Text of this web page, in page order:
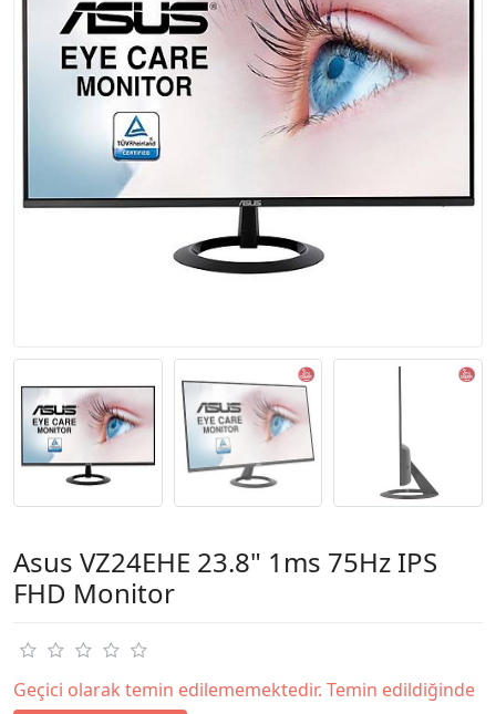
Asus VZ24EHE 23.8" 1ms 75Hz IPS
FHD Monitor
Geçici olarak temin edilememektedir. Temin edildiğinde